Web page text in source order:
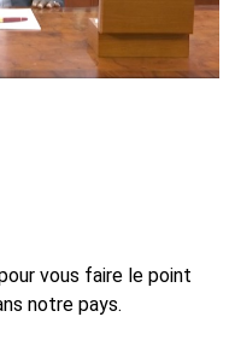
vous faire le point
notre pays.